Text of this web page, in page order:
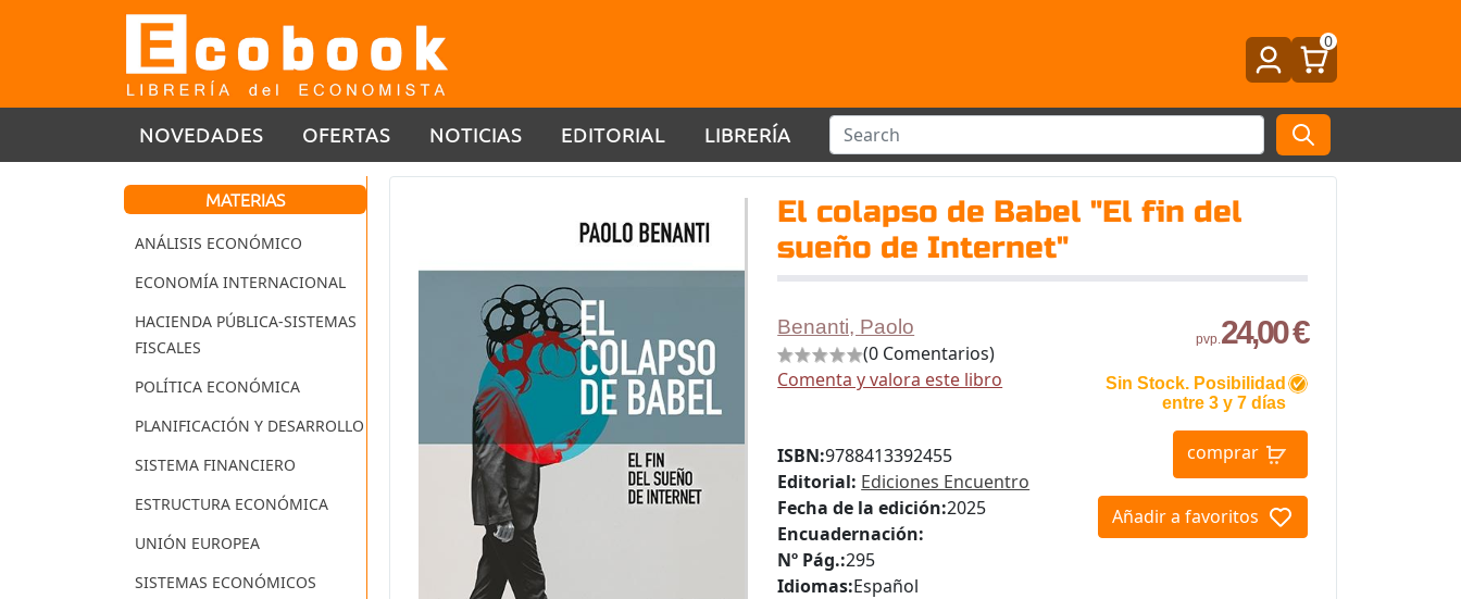
0
NOVEDADES OFERTAS NOTICIAS EDITORIAL LIBRERÍA
MATERIAS
ANÁLISIS ECONÓMICO
ECONOMÍA INTERNACIONAL
HACIENDA PÚBLICA-SISTEMAS
FISCALES
POLÍTICA ECONÓMICA
PLANIFICACIÓN Y DESARROLLO
SISTEMA FINANCIERO
ESTRUCTURA ECONÓMICA
UNIÓN EUROPEA
SISTEMAS ECONÓMICOS
El colapso de Babel "El fin del
sueño de Internet"
Benanti, Paolo
(0 Comentarios)
Comenta y valora este libro
pvp. 24,00 €
Sin Stock. Posibilidad
entre 3 y 7 días
comprar
Añadir a favoritos
ISBN:9788413392455
Editorial: Ediciones Encuentro
Fecha de la edición:2025
Encuadernación:
Nº Pág.:295
Idiomas:Español